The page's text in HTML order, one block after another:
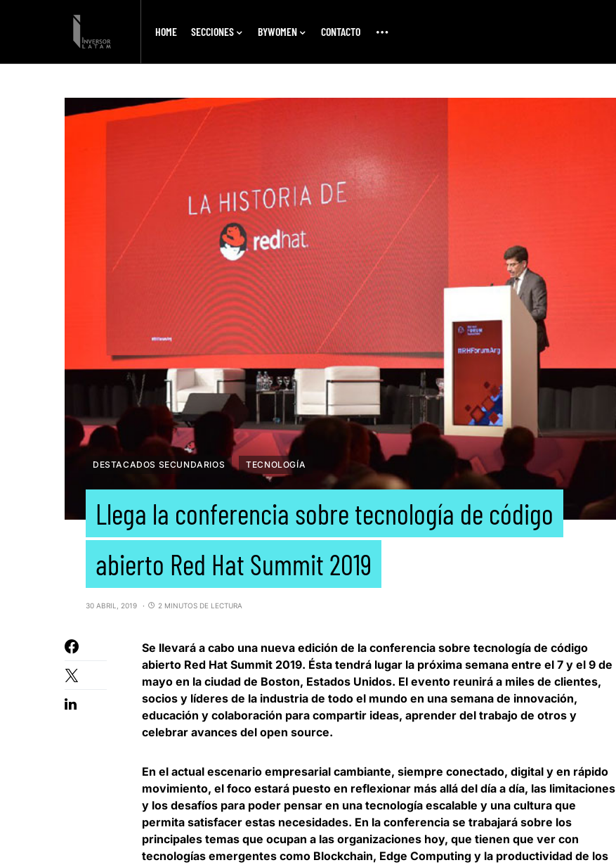
HOME SECCIONES BYWOMEN CONTACTO
DESTACADOS SECUNDARIOS TECNOLOGÍA
Llega la conferencia sobre tecnología de código
abierto Red Hat Summit 2019
30 ABRIL, 2019 2 MINUTOS DE LECTURA
Se llevará a cabo una nueva edición de la conferencia sobre tecnología de código
abierto Red Hat Summit 2019. Ésta tendrá lugar la próxima semana entre el 7 y el 9 de
mayo en la ciudad de Boston, Estados Unidos. El evento reunirá a miles de clientes,
socios y líderes de la industria de todo el mundo en una semana de innovación,
educación y colaboración para compartir ideas, aprender del trabajo de otros y
celebrar avances del open source.
En el actual escenario empresarial cambiante, siempre conectado, digital y en rápido
movimiento, el foco estará puesto en reflexionar más allá del día a día, las limitaciones
y los desafíos para poder pensar en una tecnología escalable y una cultura que
permita satisfacer estas necesidades. En la conferencia se trabajará sobre los
principales temas que ocupan a las organizaciones hoy, que tienen que ver con
tecnologías emergentes como Blockchain, Edge Computing y la productividad de los